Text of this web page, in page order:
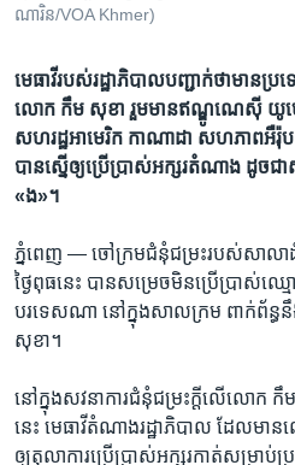
កាន់​
ស្វែង​
រក
ណារិន/VOA Khmer)
មេធាវី​របស់​រដ្ឋាភិបាល​​បញ្ជាក់​​ថា​មាន​
លោក កឹម សុខា រួមមាន​ឥណ្ឌូណេស៊ី យូហ្គ
សហរដ្ឋអាមេរិក កាណាដា សហភាព​អឺ
បាន​ស្នើ​ឲ្យ​ប្រើប្រាស់​អក្សរ​តំណាង ដូច​ជា​​​
«ង»។
ភ្នំពេញ — ចៅក្រម​ជំនុំ​ជម្រះ​របស់​សាលា​
ថ្ងៃ​ពុធ​នេះ បាន​សម្រេច​មិន​ប្រើប្រាស់​ឈ្ម
បរទេស​ណា នៅ​ក្នុង​សាលក្រម ពាក់​ព័
សុខា។
នៅ​ក្នុង​សវនាការ​ជំនុំ​ជម្រះ​ក្ដី​លើ​លោក កឹ
នេះ មេធាវី​តំណាង​រដ្ឋាភិបាល ដែល​មា
ឲ្យ​តុលាការ​ប្រើប្រាស់​អក្សរ​កាត់​សម្រាប់​